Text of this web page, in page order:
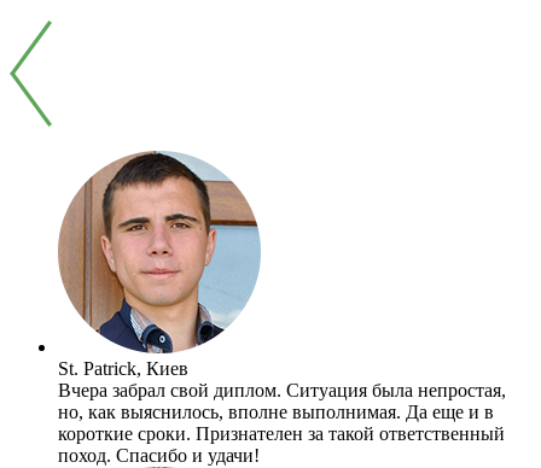
St. Patrick, Киев
Вчера забрал свой диплом. Ситуация была непростая,
но, как выяснилось, вполне выполнимая. Да еще и в
короткие сроки. Признателен за такой ответственный
поход. Спасибо и удачи!